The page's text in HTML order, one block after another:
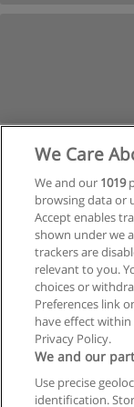
We Care
We and our 1019
browsing data or
Accept enables
shown under we
trackers are
relevant to you.
choices or
Preferences link
have effect
Privacy Policy.
We and our
Use precise
identification.